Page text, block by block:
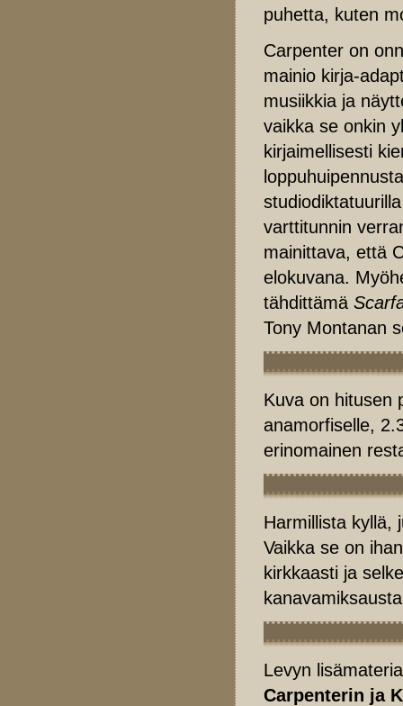
puhetta, kuten
Carpenter on
mainio kirja-
musiikkia ja
vaikka se onkin
kirjaimellisesti
varttitunnin
mainittava, että
elokuvana.
tähdittämä
Tony Montanan
Kuva on hitusen
anamorfiselle,
erinomainen
Harmillista kyllä,
Vaikka se on
kirkkaasti ja
Levyn
Carpenterin ja